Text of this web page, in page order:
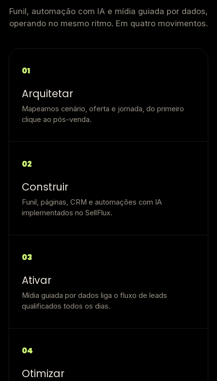
Funil, automação com IA e mídia guiada por dados,
operando no mesmo ritmo. Em quatro movimentos.
01
Arquitetar
Mapeamos cenário, oferta e jornada, do primeiro
clique ao pós-venda.
02
Construir
Funil, páginas, CRM e automações com IA
implementados no SellFlux.
03
Ativar
Mídia guiada por dados liga o fluxo de leads
qualificados todos os dias.
04
Otimizar